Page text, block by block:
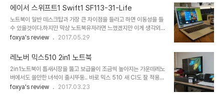
하는 키패드 배열이 없는 키보드가 다소..
두리 그리고 13인치에 풀배열 키보드넓직한 터치패드 팜레스트 부분
에 이 스티커가 조금은 커보이지만 뭐 괜찮아 전원 버튼은 우측에 그리
고 USB 포트와 함께 좌측에는 썬더볼트 C 타입과 충전용 C타입이
위치 마치 요가하는 모습처럼 4가지 모드를 지원하는 요가 스탠드와
텐트,노트북, 그리고 타블렛 모드로 완벽 변신 타블렛 모드로 놔뒀을때
을 펴면 딱 고정이 되는 믿음직스러운 힌지 그리고..
에이서 스위프트1 Swift1 SF113-31-Life
노트북이 일반 데스크탑과 가장 큰 차이점을 들라고 하면 이동성을 들
수 있을것이다.하지만 막상 노트북유저라면 느꼈겠지만 이게 생각외
로 들고 다닐일이 크게 없는것도 사실이다 최근 주류를 이루는 노트북
용품으로 그 자리를 자연스레 교체하였으며"만약 아주 가끔 어쩌다 어
디선가 누군가에 무슨이일이 생기면 짜짜짜.. "하게 들고 다닐수 있다
는 특이점이 있었을 뿐이다. 예전에는 아무리 가지고 다닐수 있는 13
인치 14인치 노트북이라도 막상 사실 들고 다니려고 하면 그 무게는
은근히 부담이 될 뿐이었다. 그래서 레노버의 X시리즈가 그 틈새를 뚤
foxya's review 2017.05.29
레노버 믹스510 2in1 노트북
2in1노트북이 틈새시장을 뚫고 보급율이 조금씩 높아지는 가운데레노
버에서도 쓸만한 녀석이 출시뚜둥.. 바로 믹스 510 새 CI도 잘 적용된
레노버 믹스 510일단 상판은 시원한 소재의 메탈 실버 나는 저 시계
foxya's review 2017.03.23